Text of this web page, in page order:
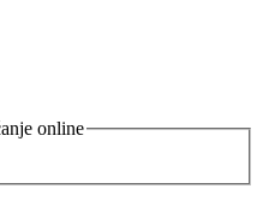
online